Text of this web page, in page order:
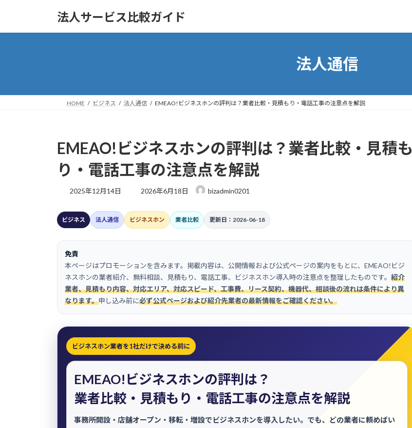
法人サービス比較ガイド
法人通信
HOME ビジネス 法人通信 EMEAO!ビジネスホンの評判は？業者比較・見積もり・電話工事の注意点を解説
EMEAO!ビジネスホンの評判は？業者比較・見積も
り・電話工事の注意点を解説
2025年12月14日
最
新
日
2026年6月18日 bizadmin0201
ビジネス 法人通信 ビジネスホン 業者比較 更新日：2026-06-18
免責
本ページはプロモーションを含みます。掲載内容は、公開情報および公式ページの案内をもとに、EMEAO!ビジ
ネスホンの業者紹介、無料相談、見積もり、電話工事、ビジネスホン導入時の注意点を整理したものです。 紹介
業者、見積もり内容、対応エリア、対応スピード、工事費、リース契約、機器代、相談後の流れは条件により異
なります。申し込み前に必ず公式ページおよび紹介先業者の最新情報をご確認ください。
ビジネスホン業者を1社だけで決める前に
EMEAO!ビジネスホンの評判は？
業者比較・見積もり・電話工事の注意点を解説
事務所開設・店舗オープン・移転・増設でビジネスホンを導入したい。でも、どの業者に頼めばい